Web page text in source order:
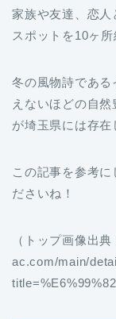
家族や友達、恋
スポットを10ヶ所
冬の風物詩である
えないほどの自
が埼玉県には存在
この記事を参考
ださいね！
（トップ画像出
ac.com/main/